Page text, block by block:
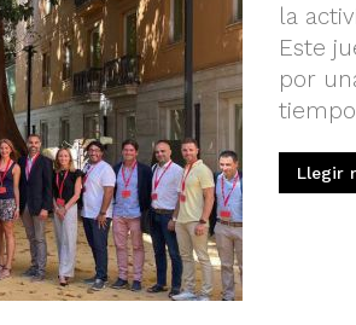
la
Este
por
Llegir